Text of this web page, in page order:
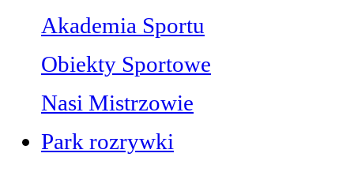
Akademia Sportu
Obiekty Sportowe
Nasi Mistrzowie
Park rozrywki